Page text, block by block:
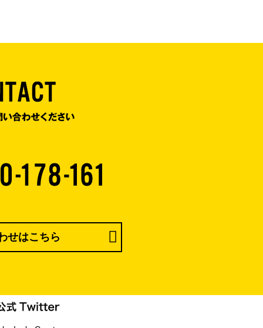
せはこちら